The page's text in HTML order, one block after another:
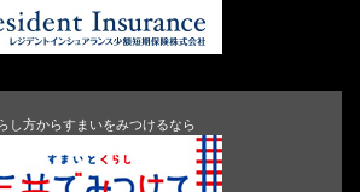
し方からすまいをみつけるなら